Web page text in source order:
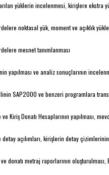
yüklerin incelenmesi, kirişlere ekstra
noktasal yük, moment ve açıklık
mesnet tanımlanması
yapılması ve analiz sonuçlarının
SAP2000 ve benzeri programlara
Kiriş Donatı Hesaplarının yapılması,
açılımları, kirişlerin detay çizimlerinin
donatı metraj raporlarının oluşturulması,